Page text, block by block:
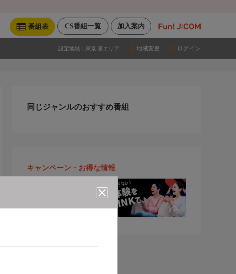
加入案内
CS番組一覧
番組表
設定地域： 東京 東エリア 地域変更 ログイン
同じジャンルのおすすめ番組
キャンペーン・お得な情報